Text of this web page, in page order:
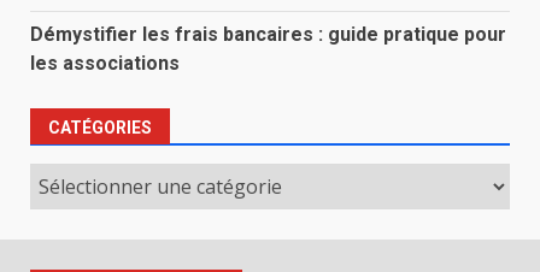
Démystifier les frais bancaires : guide pratique pour
les associations
CATÉGORIES
Catégories